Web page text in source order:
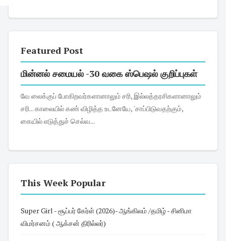
Featured Post
மின்னல் சமையல் -30 வகை ஸ்பெஷல் குறிப்புகள்
வே லைக்குப் போகிறவர்களானாலும் சரி, இல்லத்தரசிகளானாலும்
சரி... காலையில் கண் விழித்த உடனேயே, 'சாப்பிடுவதற்கும்,
கையில் எடுத்துச் செல்வ...
This Week Popular
Super Girl - சூப்பர் கேர்ள் (2026)- ஆங்கிலம் /தமிழ் - சினிமா
விமர்சனம் ( ஆக்சன் திரில்லர்)